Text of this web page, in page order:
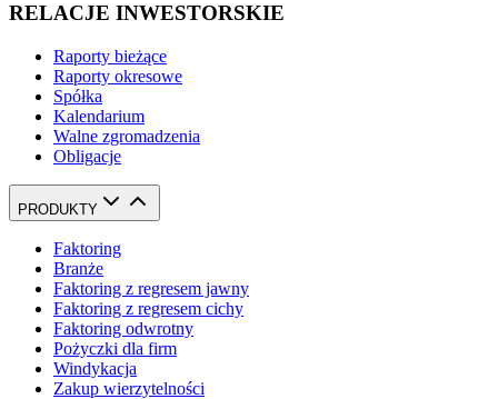
RELACJE INWESTORSKIE
Raporty bieżące
Raporty okresowe
Spółka
Kalendarium
Walne zgromadzenia
Obligacje
PRODUKTY
Faktoring
Branże
Faktoring z regresem jawny
Faktoring z regresem cichy
Faktoring odwrotny
Pożyczki dla firm
Windykacja
Zakup wierzytelności